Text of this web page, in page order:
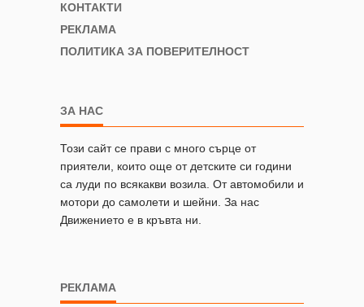
КОНТАКТИ
РЕКЛАМА
ПОЛИТИКА ЗА ПОВЕРИТЕЛНОСТ
ЗА НАС
Този сайт се прави с много сърце от
приятели, които още от детските си години
са луди по всякакви возила. От автомобили и
мотори до самолети и шейни. За нас
Движението е в кръвта ни.
РЕКЛАМА